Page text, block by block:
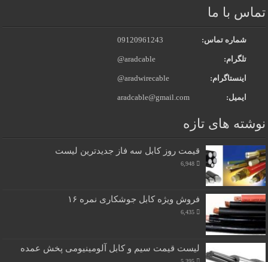
تماس با ما
شماره تماس: 09120961243
تلگرام: @aradcable
اینستاگرام: @aradwirecable
ایمیل: aradcable@gmail.com
نوشته های تازه
قیمت روز کابل سه فاز جدیدترین لیست
6,948
فروش ویژه کابل جوشکاری نمره ۱۶
6,435
لیست قیمت سیم و کابل آلومینیومی پخش عمده